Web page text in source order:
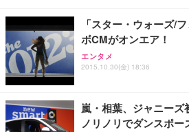
「スター・ウォーズ/
ボCMがオンエア！
エンタメ
2015.10.30(金) 18:36
嵐・相葉、ジャニーズ
ノリノリでダンスポー